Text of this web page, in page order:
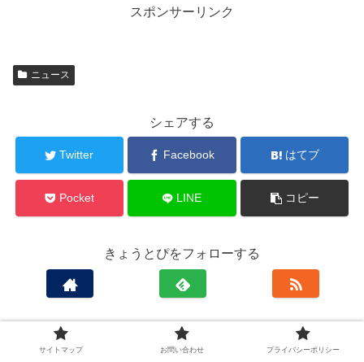
スポンサーリンク
ニュース
シェアする
Twitter Facebook はてブ
Pocket LINE コピー
きょうとぴをフォローする
きょうとぴ
サイトマップ お問い合わせ プライバシーポリシー